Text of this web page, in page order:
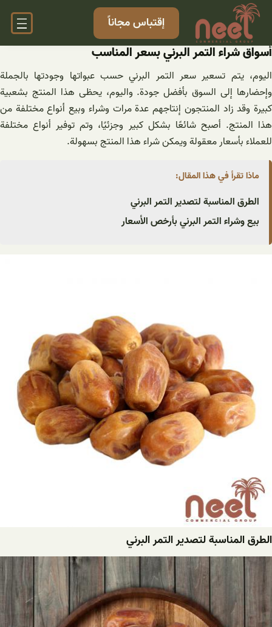
تخطى
المحتوى
إقتباس مجاناً
أسواق شراء التمر البرني بسعر المناسب
اليوم، يتم تسعير سعر التمر البرني حسب عبواتها وجودتها بالجملة
وإحضارها إلى السوق بأفضل جودة. واليوم، يحظى هذا المنتج بشعبية
كبيرة وقد زاد المنتجون إنتاجهم عدة مرات وشراء وبيع أنواع مختلفة من
هذا المنتج. أصبح شائعًا بشكل كبير وجزئيًا، وتم توفير أنواع مختلفة
للعملاء بأسعار معقولة ويمكن شراء هذا المنتج بسهولة.
ماذا تقرأ في هذا المقال:
الطرق المناسبة لتصدير التمر البرني
بيع وشراء التمر البرني بأرخص الأسعار
الطرق المناسبة لتصدير التمر البرني